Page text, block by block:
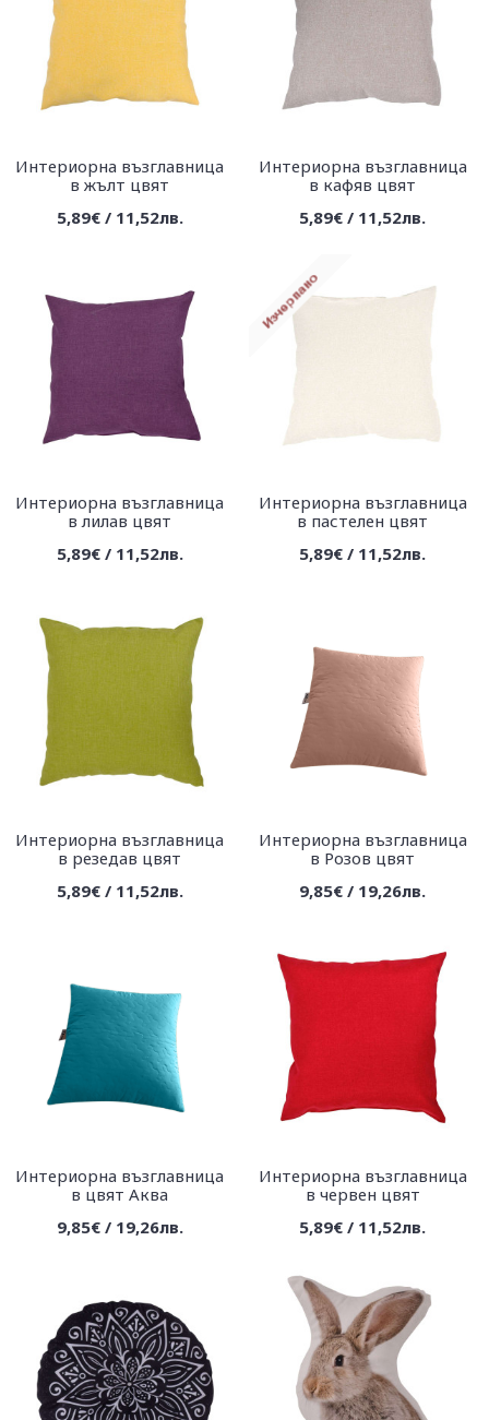
Интериорна възглавница
в жълт цвят
5,89€ / 11,52лв.
Интериорна възглавница
в кафяв цвят
5,89€ / 11,52лв.
Интериорна възглавница
в лилав цвят
5,89€ / 11,52лв.
Интериорна възглавница
в пастелен цвят
5,89€ / 11,52лв.
Интериорна възглавница
в резедав цвят
5,89€ / 11,52лв.
Интериорна възглавница
в Розов цвят
9,85€ / 19,26лв.
Интериорна възглавница
в цвят Аква
9,85€ / 19,26лв.
Интериорна възглавница
в червен цвят
5,89€ / 11,52лв.